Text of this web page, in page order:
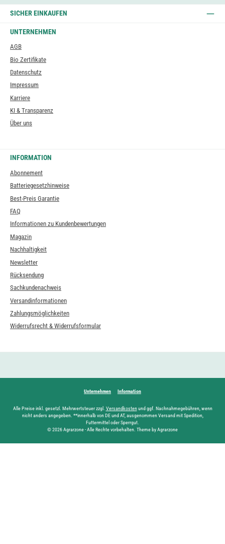
SICHER EINKAUFEN
UNTERNEHMEN
AGB
Bio Zertifikate
Datenschutz
Impressum
Karriere
KI & Transparenz
Über uns
INFORMATION
Abonnement
Batteriegesetzhinweise
Best-Preis Garantie
FAQ
Informationen zu Kundenbewertungen
Magazin
Nachhaltigkeit
Newsletter
Rücksendung
Sachkundenachweis
Versandinformationen
Zahlungsmöglichkeiten
Widerrufsrecht & Widerrufsformular
Unternehmen Information
Alle Preise inkl. gesetzl. Mehrwertsteuer zzgl. Versandkostenund ggf. Nachnahmegebühren, wenn
nicht anders angegeben. **innerhalb von DE und AT, ausgenommen Versand mit Spedition,
Futtermittel oder Sperrgut.
© 2026 Agrarzone - Alle Rechte vorbehalten. Theme by Agrarzone